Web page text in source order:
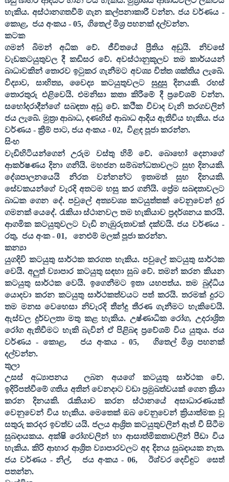
හැකිය. අස්ථානගතවීම් ගැන කල්පනාකාරී වන්න. ජය වර්ණය -
කොළ, ජය අංකය - 05, ගිතෙල් මිශ්‍ර පහනක් දල්වන්න.
කටක
ගමන් බිමන් අධික වේ. ජීවිතයේ ප්‍රීතිය අඩුයි. නිවසේ
වැඩකටයුතුවල දී කඩිසර වේ. අවස්ථානුකූලව තම කාර්යයන්
බාධාවකින් තොරව ඉටුකර ගැනීමට අවශ්‍ය චිත්ත ශක්තිය ලැබේ.
විද්‍යාව, සාහිත්‍ය,වෛද්‍ය කටයුතුවලට සුදුසු දිනයකි. රහස්
තොරතුරු එළිවෙයි. එමනිසා කතා කිරීමේ දී ප්‍රවේශම් වන්න.
සහෝදරාදීන්ගේ සබඳතා අඩු වේ. කථික විවාද වැනි තරගවලින්
ජය ලැබේ. මුත්‍රා ආබාධ,දණහිස් ආබාධ ආදිය ඇතිවිය හැකිය. ජය
වර්ණය - ක්‍රීම් පාට, ජය අංකය - 02, විළඳ පූජා කරන්න.
සිංහ
වැඩිහිටියන්ගෙන් උරුම වස්තු හිමි වේ. බොහෝ දෙනාගේ
ආකර්ෂණය දිනා ගනියි. මහජන සම්බන්ධතාවලට සුභ දිනයකි.
දේශපාලනයෙයි නිරත වන්නන්ට ඉතාමත් සුභ දිනයකි.
සේවකයන්ගේ වැරදි අතටම හසු කර ගනියි. ප්‍රේම සබඳතාවලට
බාධක ගෙන දේ. පවුලේ අත්‍යවශ්‍ය කටයුත්තක් වෙනුවෙන් දුර
ගමනක් යෙදේ. රැකියා ස්ථානවල තම හැකියාව ප්‍රදර්ශනය කරයි.
ආගමික කටයුතුවලට වැඩි නැඹුරුතාවක් දක්වයි. ජය වර්ණය -
රතු, ජය අංක - 01,
නෙළුම් මලක් පූජා කරන්න.
කන්‍යා
යුගදිවි කටයුතු සාර්ථක කරගත හැකිය. පවුලේ කටයුතු සාර්ථක
වෙයි. අලුත් ව්‍යාපාර කටයුතු සඳහා සුබ වේ. තමන් කරන කියන
කටයුතු සාර්ථක වෙයි. ඉගෙනීමට ඉතා යහපත්ය. තම බුද්ධිය
යොදවා කරන කටයුතු සාර්ථකත්වයට පත් කරයි. තරමක් දුරට
තම මනස වෙහෙසා නිවැරදි තීන්දු තීරණ ගැනීමට හැකිවෙයි.
ඇස්වල දුර්වලතා මතු කළ හැකිය. උෂ්ණාධික රෝග,උදරාශ්‍රිත
රෝග ඇතිවීමට හැකි බැවින් ඒ පිළිබඳ ප්‍රවේශම් විය යුතුය. ජය
වර්ණය - කොළ, ජය අංකය -05,
ගිතෙල් මිශ්‍ර පහනක්
දල්වන්න.
තුලා
උසස් අධ්‍යාපනය
ලබන අයගේ කටයුතු සාර්ථක වේ.
ඉදිරිපත්වීමේ ගතිය අතින් වෙනදාට වඩා ප්‍රමුඛත්වයක් ගෙන ක්‍රියා
කරන දිනයකි. රැකියාව කරන ස්ථානයේ අසාධාරණයක්
වෙනුවෙන් විය හැකිය. මෙතෙක් ඔබ වෙනුවෙන් ක්‍රියාත්මක වූ
සතුරු කරදර ඉවත්ව යයි. ජලය ආශ්‍රිත කටයුතුවලින් ඈත් වී සිටීම
සුබදායකය. අක්ෂි රෝගවලින් හා ආසාත්මිකතාවලින් පීඩා විය
හැකිය. කිරි ආහාර ආශ්‍රිත ව්‍යාපාරවලට අද දිනය සුබදායක නැත.
ජය වර්ණය - නිල්, ජය අංකය -06, ඊශ්වර දෙවිඳුට
සෙත්
පතන්න.